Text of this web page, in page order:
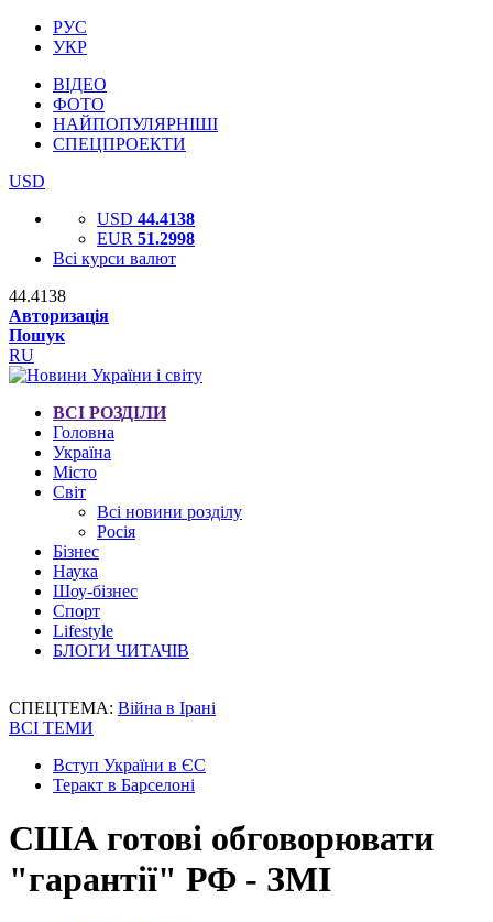
РУС
УКР
ВІДЕО
ФОТО
НАЙПОПУЛЯРНІШІ
СПЕЦПРОЕКТИ
USD
USD 44.4138
EUR 51.2998
Всі курси валют
44.4138
Авторизація
Пошук
RU
ВСІ РОЗДІЛИ
Головна
Україна
Місто
Світ
Всі новини розділу
Росія
Бізнес
Наука
Шоу-бізнес
Спорт
Lifestyle
БЛОГИ ЧИТАЧІВ
СПЕЦТЕМА: Війна в Ірані
ВСІ ТЕМИ
Вступ України в ЄС
Теракт в Барселоні
США готові обговорювати
"гарантії" РФ - ЗМІ